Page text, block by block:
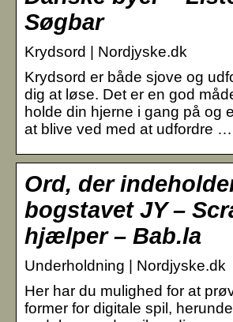
Søgbar
Krydsord | Nordjyske.dk
Krydsord er både sjove og
dig at løse. Det er en god
holde din hjerne i gang på og
at blive ved med at udfordre …
Ord, der
bogstavet JY –
hjælper – Bab.la
Underholdning | Nordjyske.dk
Her har du mulighed for at
former for digitale spil,